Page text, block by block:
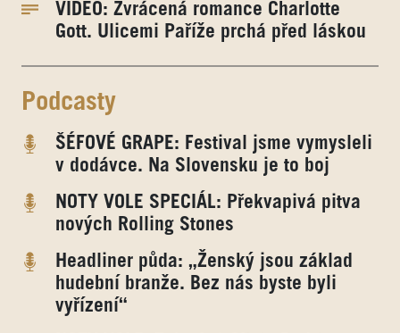
VIDEO: Zvrácená romance Charlotte
Gott. Ulicemi Paříže prchá před láskou
Podcasty
ŠÉFOVÉ GRAPE: Festival jsme vymysleli
v dodávce. Na Slovensku je to boj
NOTY VOLE SPECIÁL: Překvapivá pitva
nových Rolling Stones
Headliner půda: „Ženský jsou základ
hudební branže. Bez nás byste byli
vyřízení“